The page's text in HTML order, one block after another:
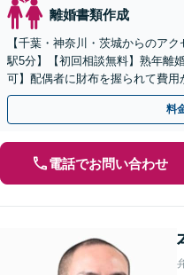
離婚書類作成
【千葉・神奈川・茨城からのア
駅5分】【初回相談無料】熟年離
可】配偶者に財布を握られて費
談ください。子の連れ去りや婚
料
電話でお問い合わせ